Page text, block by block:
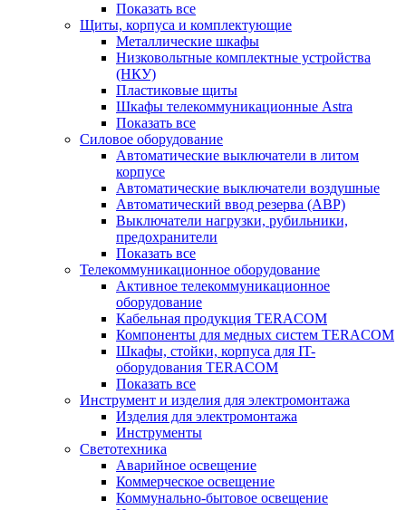
Показать все
Щиты, корпуса и комплектующие
Металлические шкафы
Низковольтные комплектные устройства
(НКУ)
Пластиковые щиты
Шкафы телекоммуникационные Astra
Показать все
Силовое оборудование
Автоматические выключатели в литом
корпусе
Автоматические выключатели воздушные
Автоматический ввод резерва (АВР)
Выключатели нагрузки, рубильники,
предохранители
Показать все
Телекоммуникационное оборудование
Активное телекоммуникационное
оборудование
Кабельная продукция TERACOM
Компоненты для медных систем TERACOM
Шкафы, стойки, корпуса для IT-
оборудования TERACOM
Показать все
Инструмент и изделия для электромонтажа
Изделия для электромонтажа
Инструменты
Светотехника
Аварийное освещение
Коммерческое освещение
Коммунально-бытовое освещение